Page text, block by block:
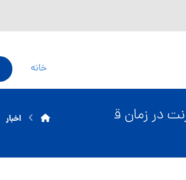
خانه
در زمان ق
اخبار